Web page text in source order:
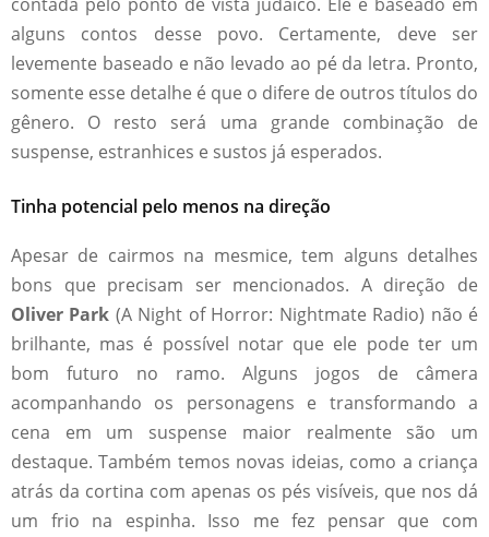
alguns contos desse povo. Certamente, deve ser
levemente baseado e não levado ao pé da letra. Pronto,
somente esse detalhe é que o difere de outros títulos do
gênero. O resto será uma grande combinação de
suspense, estranhices e sustos já esperados.
Tinha potencial pelo menos na direção
Apesar de cairmos na mesmice, tem alguns detalhes
bons que precisam ser mencionados. A direção de
Oliver Park (A Night of Horror: Nightmate Radio) não é
brilhante, mas é possível notar que ele pode ter um
bom futuro no ramo. Alguns jogos de câmera
acompanhando os personagens e transformando a
cena em um suspense maior realmente são um
destaque. Também temos novas ideias, como a criança
atrás da cortina com apenas os pés visíveis, que nos dá
um frio na espinha. Isso me fez pensar que com